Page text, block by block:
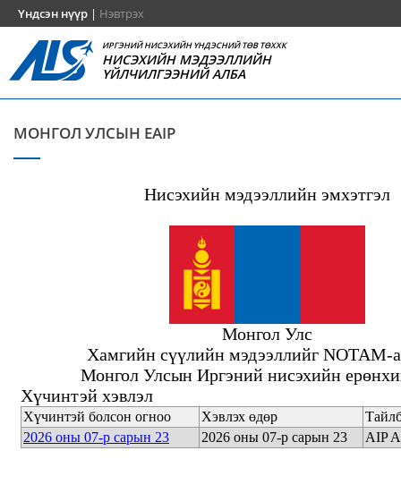
Үндсэн нүүр | Нэвтрэх
ИРГЭНИЙ НИСЭХИЙН ҮНДЭСНИЙ ТӨВ ТӨХХК
НИСЭХИЙН МЭДЭЭЛЛИЙН
ҮЙЛЧИЛГЭЭНИЙ АЛБА
МОНГОЛ УЛСЫН EAIP